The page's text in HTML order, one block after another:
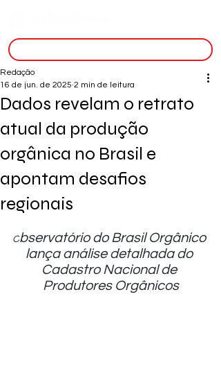
Dados revelam o retrato
atual da produção
orgânica no Brasil e
apontam desafios
regionais
Redação
16 de jun. de 2025 2 min de leitura
Observatório do Brasil Orgânico
lança análise detalhada do
Cadastro Nacional de
Produtores Orgânicos